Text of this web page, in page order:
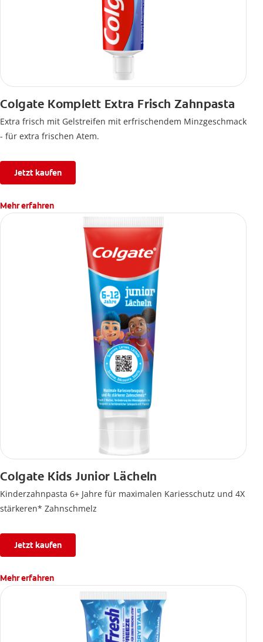
Colgate Komplett Extra Frisch Zahnpasta
Extra frisch mit Gelstreifen mit erfrischendem Minzgeschmack
- für extra frischen Atem.
Jetzt kaufen
Mehr erfahren
Colgate Kids Junior Lächeln
Kinderzahnpasta 6+ Jahre für maximalen Kariesschutz und 4X
stärkeren* Zahnschmelz
Jetzt kaufen
Mehr erfahren